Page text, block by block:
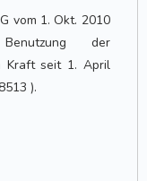
vom 1. Okt. 2010
der
Kraft seit 1. April
).